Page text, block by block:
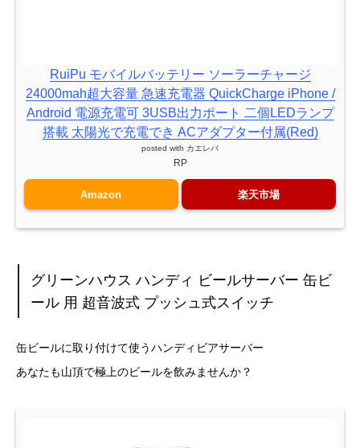
RuiPu モバイルバッテリー ソーラーチャージ
24000mah超大容量 急速充電器 QuickCharge iPhone /
Android 電源充電可 3USB出力ポート 二個LEDランプ
搭載 太陽光で充電でき ACアダプター付属(Red)
posted with カエレバ
RP
Amazon 楽天市場
グリーンハウス ハンディ ビールサーバー 缶ビ
ール 用 超音波式 プッシュ式スイッチ
缶ビールに取り付けて使うハンディビアサーバー
あなたも山頂で極上のビールを飲みませんか？